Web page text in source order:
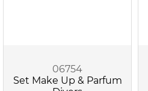
06754
Set Make Up & Parfum